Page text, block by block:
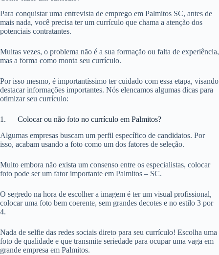
Para conquistar uma entrevista de emprego em Palmitos SC, antes de
mais nada, você precisa ter um currículo que chama a atenção dos
potenciais contratantes.
Muitas vezes, o problema não é a sua formação ou falta de experiência,
mas a forma como monta seu currículo.
Por isso mesmo, é importantíssimo ter cuidado com essa etapa, visando
destacar informações importantes. Nós elencamos algumas dicas para
otimizar seu currículo:
1. Colocar ou não foto no currículo em Palmitos?
Algumas empresas buscam um perfil específico de candidatos. Por
isso, acabam usando a foto como um dos fatores de seleção.
Muito embora não exista um consenso entre os especialistas, colocar
foto pode ser um fator importante em Palmitos – SC.
O segredo na hora de escolher a imagem é ter um visual profissional,
colocar uma foto bem coerente, sem grandes decotes e no estilo 3 por
4.
Nada de selfie das redes sociais direto para seu currículo! Escolha uma
foto de qualidade e que transmite seriedade para ocupar uma vaga em
grande empresa em Palmitos.